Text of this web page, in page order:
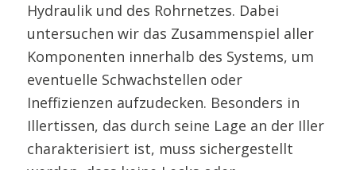
Hydraulik und des Rohrnetzes. Dabei
untersuchen wir das Zusammenspiel aller
Komponenten innerhalb des Systems, um
eventuelle Schwachstellen oder
Ineffizienzen aufzudecken. Besonders in
Illertissen, das durch seine Lage an der Iller
charakterisiert ist, muss sichergestellt